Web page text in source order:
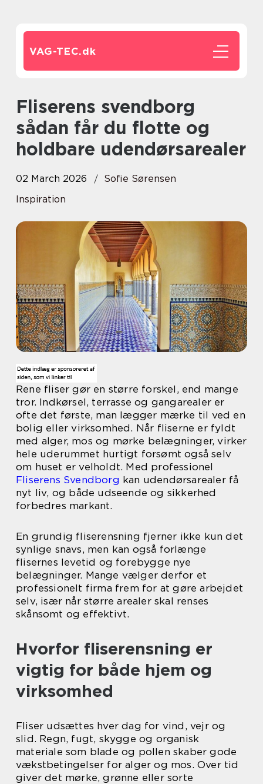
VAG-TEC.dk
Fliserens svendborg
sådan får du flotte og
holdbare udendørsarealer
02 March 2026
Sofie Sørensen
Inspiration
Rene fliser gør en større forskel, end mange
tror. Indkørsel, terrasse og gangarealer er
ofte det første, man lægger mærke til ved en
bolig eller virksomhed. Når fliserne er fyldt
med alger, mos og mørke belægninger, virker
hele uderummet hurtigt forsømt også selv
om huset er velholdt. Med professionel
Fliserens Svendborg kan udendørsarealer få
nyt liv, og både udseende og sikkerhed
forbedres markant.
En grundig fliserensning fjerner ikke kun det
synlige snavs, men kan også forlænge
flisernes levetid og forebygge nye
belægninger. Mange vælger derfor et
professionelt firma frem for at gøre arbejdet
selv, især når større arealer skal renses
skånsomt og effektivt.
Hvorfor fliserensning er
vigtig for både hjem og
virksomhed
Fliser udsættes hver dag for vind, vejr og
slid. Regn, fugt, skygge og organisk
materiale som blade og pollen skaber gode
vækstbetingelser for alger og mos. Over tid
giver det mørke, grønne eller sorte